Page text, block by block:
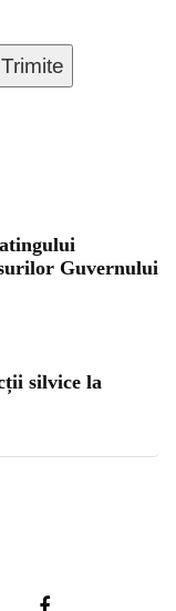
Trimite
Guvernului
silvice la